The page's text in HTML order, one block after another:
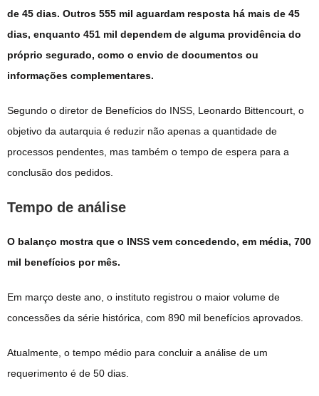
de 45 dias. Outros 555 mil aguardam resposta há mais de 45
dias, enquanto 451 mil dependem de alguma providência do
próprio segurado, como o envio de documentos ou
informações complementares.
Segundo o diretor de Benefícios do INSS, Leonardo Bittencourt, o
objetivo da autarquia é reduzir não apenas a quantidade de
processos pendentes, mas também o tempo de espera para a
conclusão dos pedidos.
Tempo de análise
O balanço mostra que o INSS vem concedendo, em média, 700
mil benefícios por mês.
Em março deste ano, o instituto registrou o maior volume de
concessões da série histórica, com 890 mil benefícios aprovados.
Atualmente, o tempo médio para concluir a análise de um
requerimento é de 50 dias.